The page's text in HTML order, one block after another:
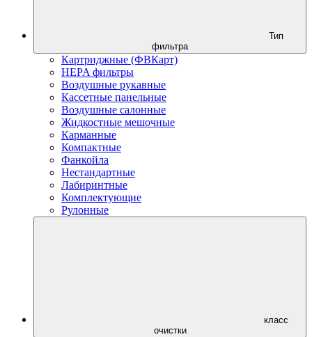
фильтра
Картриджные (ФВКарт)
HEPA фильтры
Воздушные рукавные
Кассетные панельные
Воздушные салонные
Жидкостные мешочные
Карманные
Компактные
Фанкойла
Нестандартные
Лабиринтные
Комплектующие
Рулонные
очистки